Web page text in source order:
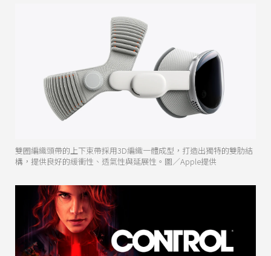
雙圈編織頭帶的上下束帶採用3D編織一體成型，打造出獨特的雙肋結
構，提供良好的緩衝性、透氣性與延展性。圖／Apple提供